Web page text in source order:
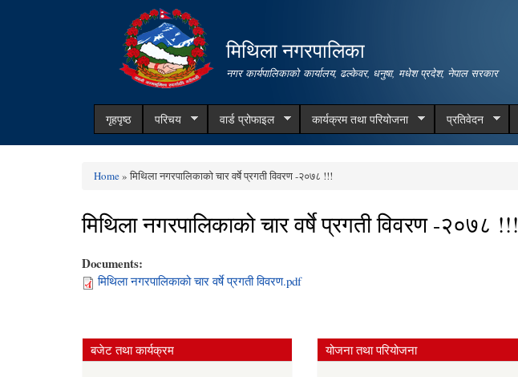
मिथिला नगरपालिका
नगर कार्यपालिकाको कार्यालय, ढल्केवर, धनुषा, मधेश प्रदेश, नेपाल सरकार
गृहपृष्ठ परिचय वार्ड प्रोफाइल कार्यक्रम तथा परियोजना प्रतिवेदन
Home» मिथिला नगरपालिकाको चार वर्षे प्रगती विवरण -२०७८ !!!
मिथिला नगरपालिकाको चार वर्षे प्रगती विवरण -२०७८ !!!
Documents:
मिथिला नगरपालिकाको चार वर्षे प्रगती विवरण.pdf
बजेट तथा कार्यक्रम योजना तथा परियोजना